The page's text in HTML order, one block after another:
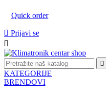
Quick order
 Prijavi se


KATEGORIJE
BRENDOVI